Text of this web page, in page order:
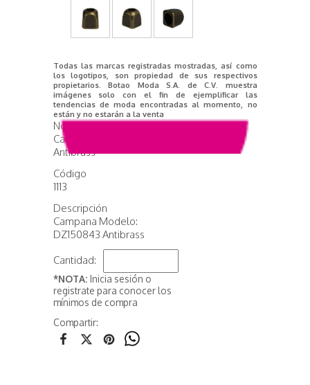
Todas las marcas registradas mostradas, así como
los logotipos, son propiedad de sus respectivos
propietarios. Botao Moda S.A. de C.V. muestra
imágenes solo con el fin de ejemplificar las
tendencias de moda encontradas al momento, no
están y no estarán a la venta
Nombre del producto
Campana DZ150843
Antibrass
Código
1113
Descripción
Campana Modelo:
DZ150843 Antibrass
Cantidad:
*NOTA: Inicia sesión o
registrate para conocer los
mínimos de compra
Compartir: